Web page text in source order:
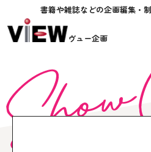
書籍や雑誌などの企画編集・
ヴュー企画